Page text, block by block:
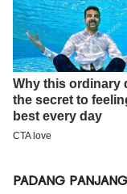
PADANG PANJANG